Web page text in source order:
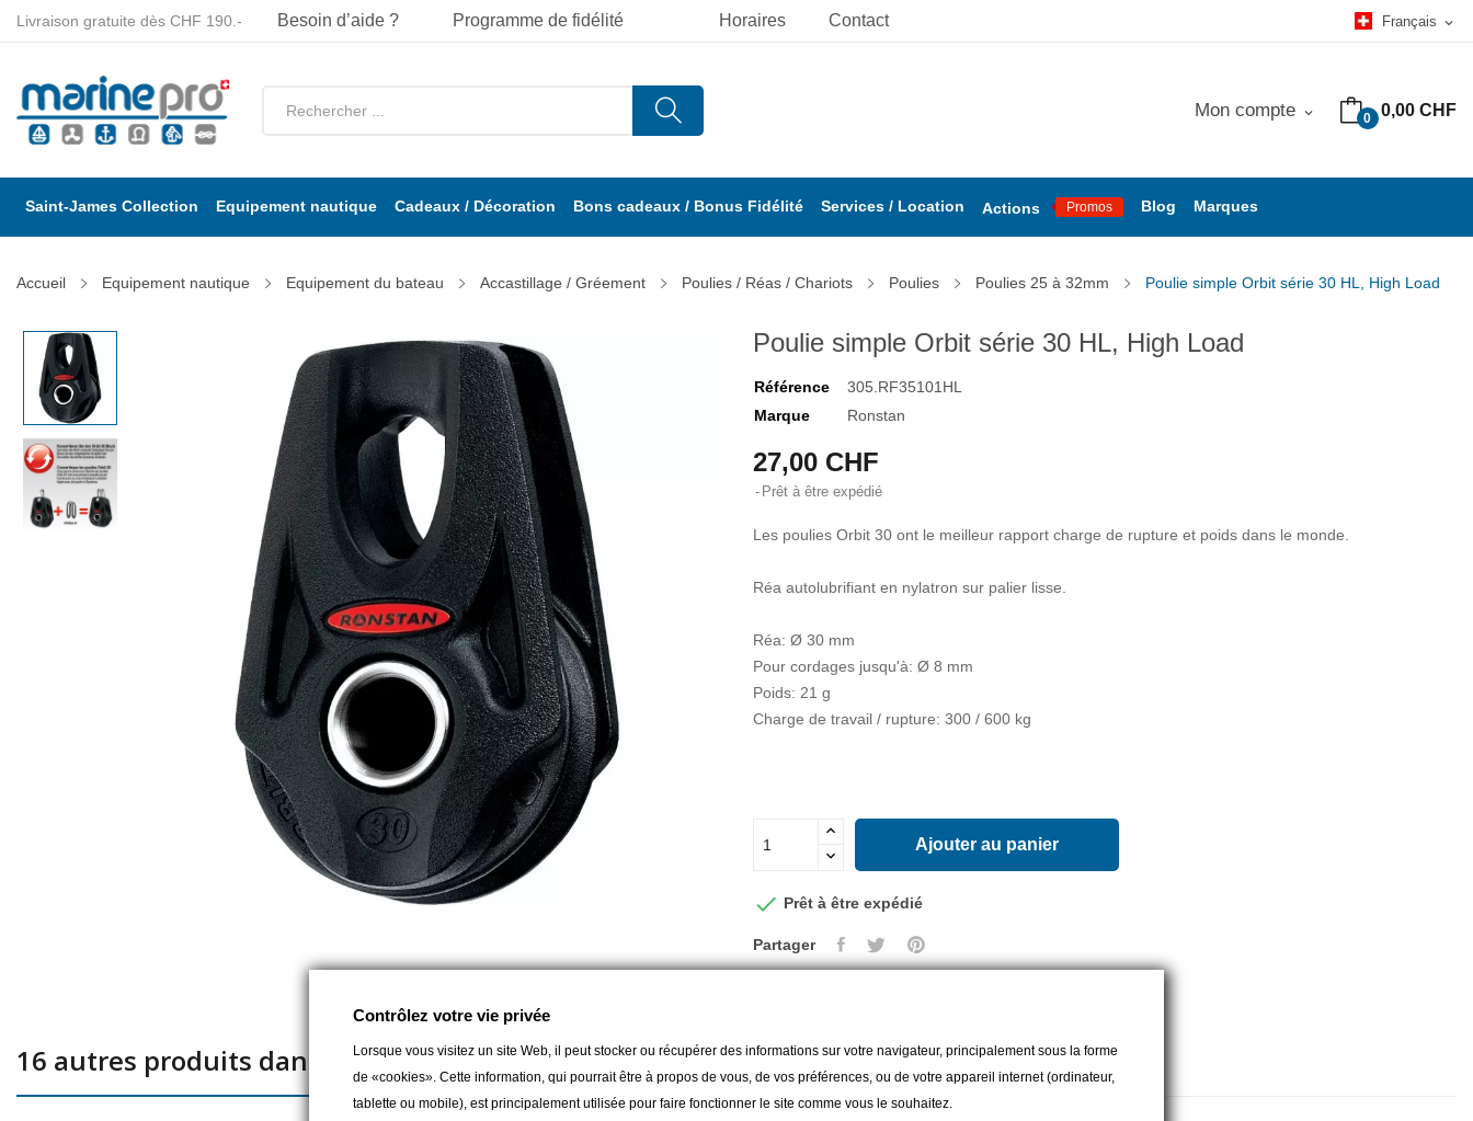
Horaires Contact Français expand_more
Livraison gratuite dès CHF 190.- Besoin d’aide ? Programme de fidélité
0 0,00 CHF
Mon compte expand_more
Saint-James Collection Equipement nautique Cadeaux / Décoration Bons cadeaux / Bonus Fidélité Services / Location Actions Promos Blog Marques
Accueil Equipement nautique Equipement du bateau Accastillage / Gréement Poulies / Réas / Chariots Poulies Poulies 25 à 32mm Poulie simple Orbit série 30 HL, High Load
Poulie simple Orbit série 30 HL, High Load
Référence
305.RF35101HL
Marque
Ronstan
27,00 CHF
Prêt à être expédié
Les poulies Orbit 30 ont le meilleur rapport charge de rupture et poids dans le monde.
Réa autolubrifiant en nylatron sur palier lisse.
Réa: Ø 30 mm
Pour cordages jusqu'à: Ø 8 mm
Poids: 21 g
Charge de travail / rupture: 300 / 600 kg
Ajouter au panier
 Prêt à être expédié
Partager
16 autres produits dans la même catégorie :
Contrôlez votre vie privée
Lorsque vous visitez un site Web, il peut stocker ou récupérer des informations sur votre navigateur, principalement sous la forme
de «cookies». Cette information, qui pourrait être à propos de vous, de vos préférences, ou de votre appareil internet (ordinateur,
tablette ou mobile), est principalement utilisée pour faire fonctionner le site comme vous le souhaitez.